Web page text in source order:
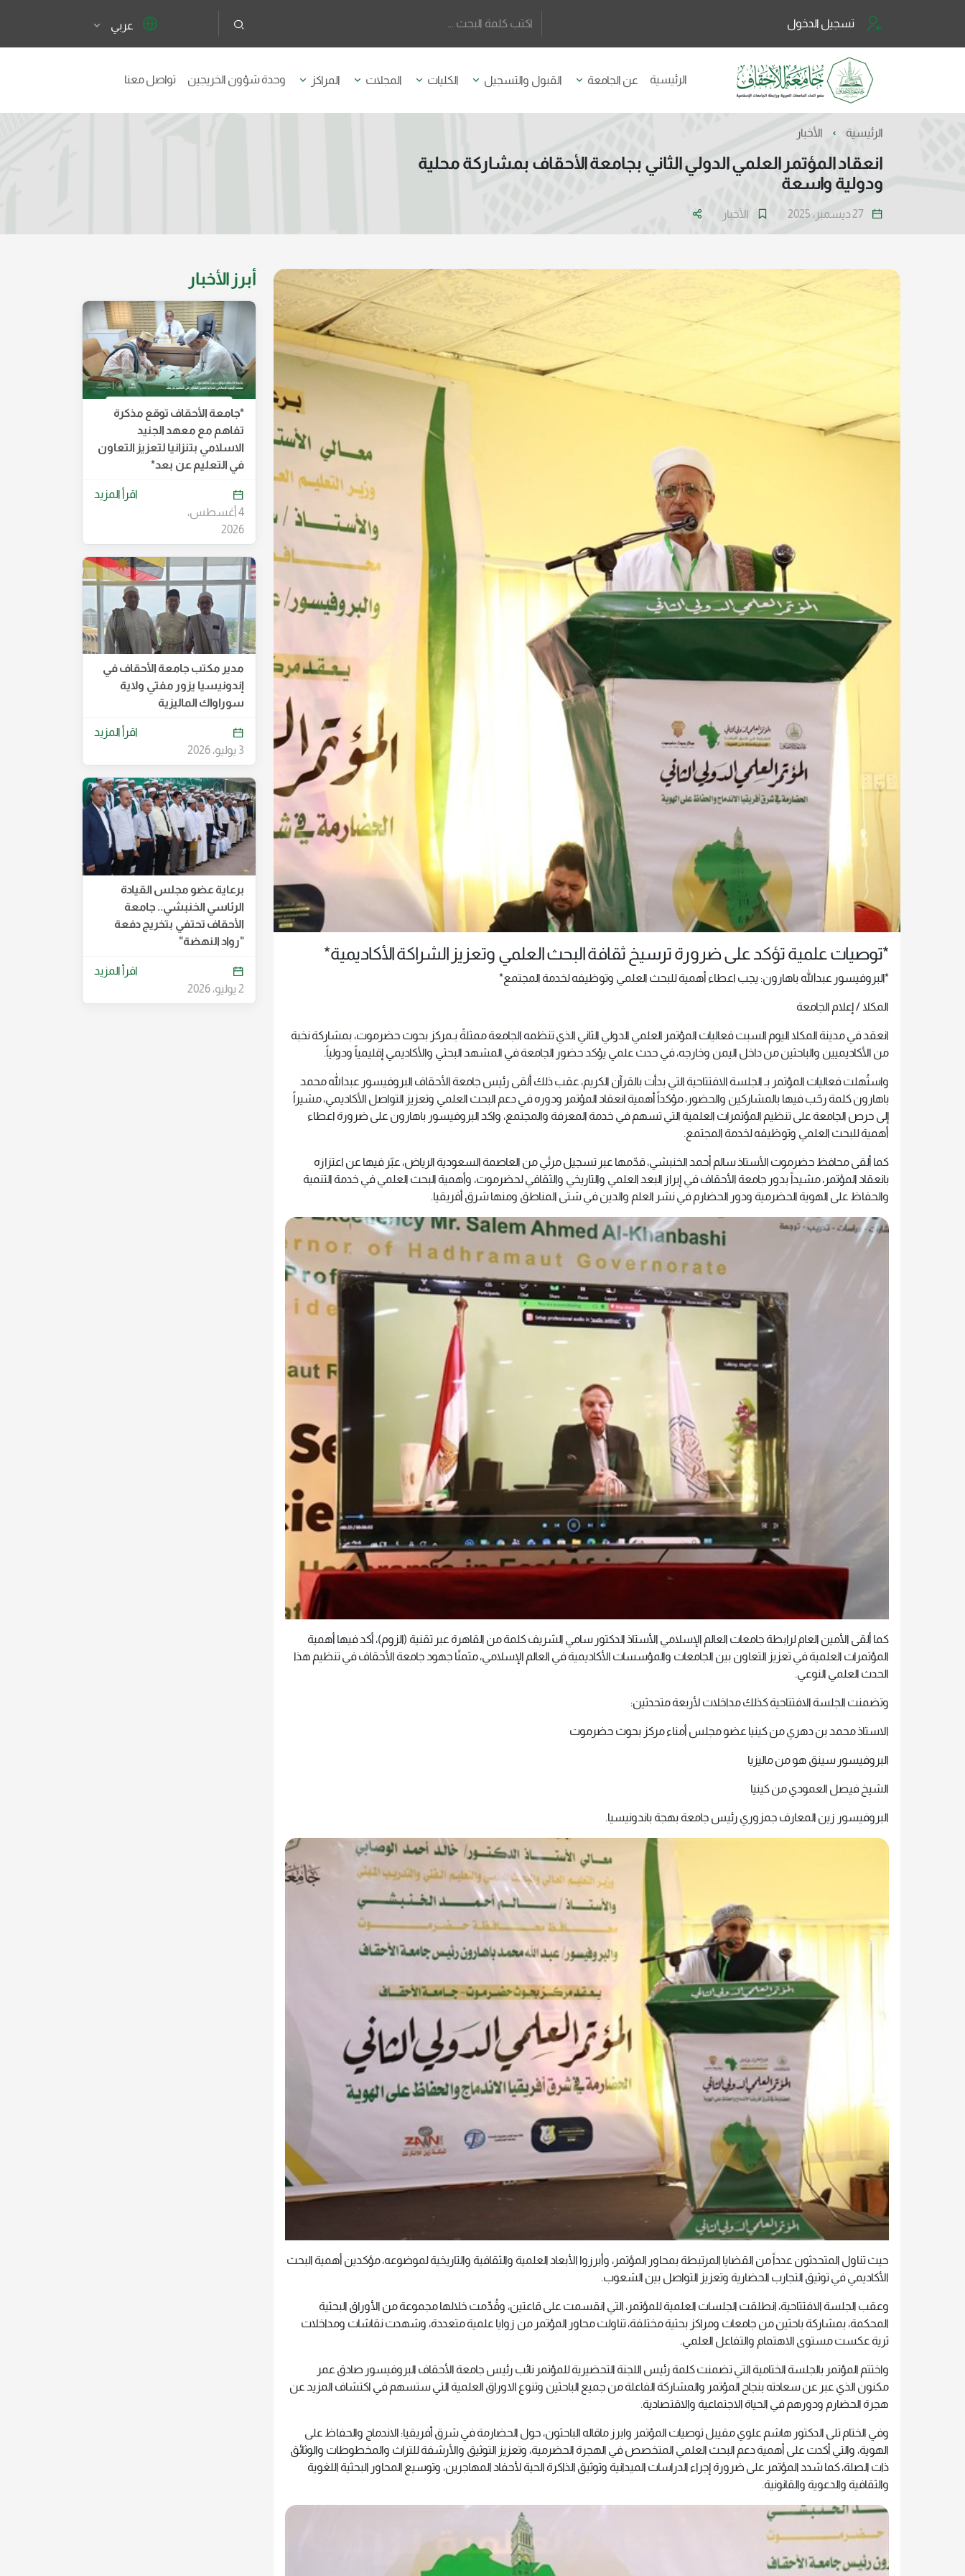
تسجيل الدخول عربي
الرئيسية عن الجامعة القبول والتسجيل الكليات المجلات المراكز وحدة شؤون الخريجين تواصل معنا
الرئيسية الأخبار
انعقاد المؤتمر العلمي الدولي الثاني بجامعة الأحقاف بمشاركة محلية
ودولية واسعة
27 ديسمبر، 2025 الأخبار
*توصيات علمية تؤكد على ضرورة ترسيخ ثقافة البحث العلمي وتعزيز الشراكة الأكاديمية*
*البروفيسور عبدالله باهارون: يجب اعطاء أهمية للبحث العلمي وتوظيفه لخدمة المجتمع*
المكلا / إعلام الجامعة
انعقد في مدينة المكلا اليوم السبت فعاليات المؤتمر العلمي الدولي الثاني الذي تنظمه الجامعة ممثلةً بـمركز بحوث حضرموت، بمشاركة نخبة
من الأكاديميين والباحثين من داخل اليمن وخارجه، في حدث علمي يؤكد حضور الجامعة في المشهد البحثي والأكاديمي إقليمياً ودولياً.
واستُهلت فعاليات المؤتمر بـ الجلسة الافتتاحية التي بدأت بالقرآن الكريم، عقب ذلك ألقى رئيس جامعة الأحقاف البروفيسور عبدالله محمد
باهارون كلمة رحّب فيها بالمشاركين والحضور، مؤكداً أهمية انعقاد المؤتمر ودوره في دعم البحث العلمي وتعزيز التواصل الأكاديمي، مشيراً
إلى حرص الجامعة على تنظيم المؤتمرات العلمية التي تسهم في خدمة المعرفة والمجتمع، واكد البروفيسور باهارون على ضرورة اعطاء
أهمية للبحث العلمي وتوظيفه لخدمة المجتمع.
كما ألقى محافظ حضرموت الأستاذ سالم أحمد الخنبشي، قدّمها عبر تسجيل مرئي من العاصمة السعودية الرياض، عبّر فيها عن اعتزازه
بانعقاد المؤتمر، مشيداً بدور جامعة الأحقاف في إبراز البعد العلمي والتاريخي والثقافي لحضرموت، وأهمية البحث العلمي في خدمة التنمية
والحفاظ على الهوية الحضرمية ودور الحضارم في نشر العلم والدين في شتى المناطق ومنها شرق أفريقيا.
كما ألقى الأمين العام لرابطة جامعات العالم الإسلامي الأستاذ الدكتور سامي الشريف كلمة من القاهرة عبر تقنية (الزوم)، أكد فيها أهمية
المؤتمرات العلمية في تعزيز التعاون بين الجامعات والمؤسسات الأكاديمية في العالم الإسلامي، مثمنًا جهود جامعة الأحقاف في تنظيم هذا
الحدث العلمي النوعي.
وتضمنت الجلسة الافتتاحية كذلك مداخلات لأربعة متحدثين:
الاستاذ محمد بن دهري من كينيا عضو مجلس أمناء مركز بحوث حضرموت
البروفيسور سينق هو من ماليزيا
الشيخ فيصل العمودي من كينيا
البروفيسور زين المعارف جمزوري رئيس جامعة بهجة باندونيسيا.
حيث تناول المتحدثون عدداً من القضايا المرتبطة بمحاور المؤتمر، وأبرزوا الأبعاد العلمية والثقافية والتاريخية لموضوعه، مؤكدين أهمية البحث
الأكاديمي في توثيق التجارب الحضارية وتعزيز التواصل بين الشعوب.
وعقب الجلسة الافتتاحية، انطلقت الجلسات العلمية للمؤتمر، التي انقسمت على قاعتين، وقُدِّمت خلالها مجموعة من الأوراق البحثية
المحكمة، بمشاركة باحثين من جامعات ومراكز بحثية مختلفة، تناولت محاور المؤتمر من زوايا علمية متعددة، وشهدت نقاشات ومداخلات
ثرية عكست مستوى الاهتمام والتفاعل العلمي.
واختتم المؤتمر بالجلسة الختامية التي تضمنت كلمة رئيس اللجنة التحضيرية للمؤتمر نائب رئيس جامعة الأحقاف البروفيسور صادق عمر
مكنون الذي عبر عن سعادته بنجاح المؤتمر والمشاركة الفاعلة من جميع الباحثين وتنوع الاوراق العلمية التي ستسهم في اكتشاف المزيد عن
هجرة الحضارم ودورهم في الحياة الاجتماعية والاقتصادية.
وفي الختام تلى الدكتور هاشم علوي مقيبل توصيات المؤتمر وابرز ماقاله الباحثون، حول الحضارمة في شرق أفريقيا: الاندماج والحفاظ على
الهوية، والتي أكدت على أهمية دعم البحث العلمي المتخصص في الهجرة الحضرمية، وتعزيز التوثيق والأرشفة للتراث والمخطوطات والوثائق
ذات الصلة، كما شدد المؤتمر على ضرورة إجراء الدراسات الميدانية وتوثيق الذاكرة الحية لأحفاد المهاجرين، وتوسيع المحاور البحثية اللغوية
والثقافية والدعوية والقانونية.
أبرز الأخبار
*جامعة الأحقاف توقع مذكرة
تفاهم مع معهد الجنيد
الاسلامي بتنزانيا لتعزيز التعاون
في التعليم عن بعد*
4 أغسطس،
2026
اقرأ المزيد
مدير مكتب جامعة الأحقاف في
إندونيسيا يزور مفتي ولاية
سوراواك الماليزية
3 يوليو، 2026
اقرأ المزيد
برعاية عضو مجلس القيادة
الرئاسي الخنبشي.. جامعة
الأحقاف تحتفي بتخريج دفعة
"رواد النهضة"
2 يوليو، 2026
اقرأ المزيد